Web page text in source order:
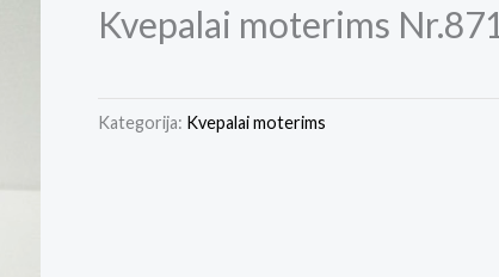
Kvepalai moterims Nr.871
Kategorija: Kvepalai moterims